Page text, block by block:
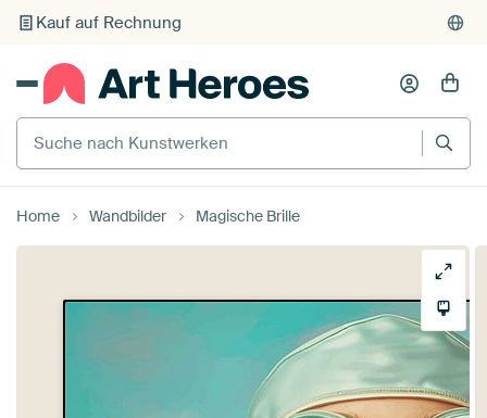
Individueller Druck auf Bestellung
Suche nach Kunstwerken
Home Wandbilder Magische Brille